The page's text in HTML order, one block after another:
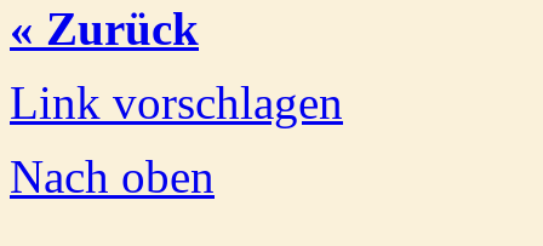
« Zurück
Link vorschlagen
Nach oben